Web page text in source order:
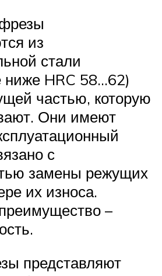
из
стали
ниже HRC 58…62)
частью, которую
Они имеют
с
замены режущих
их износа.
–
представляют